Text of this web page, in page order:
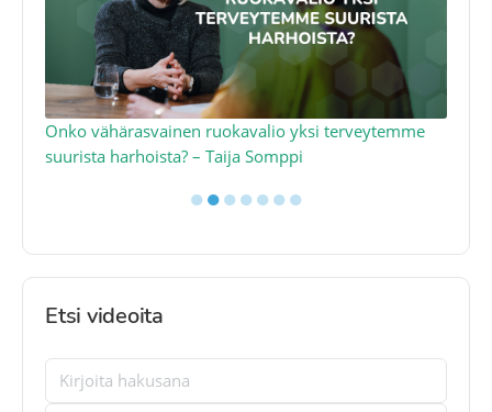
Onko vähärasvainen ruokavalio yksi terveytemme
suurista harhoista? – Taija Somppi
●●●●●●●
Etsi videoita